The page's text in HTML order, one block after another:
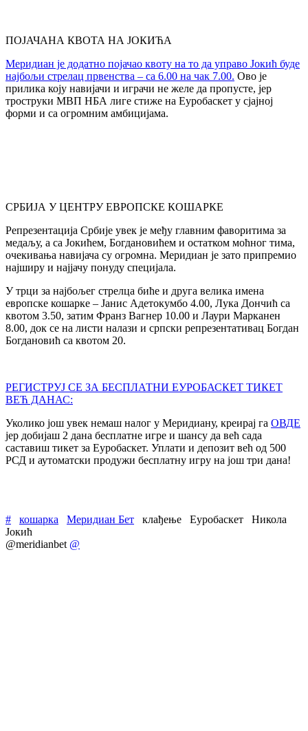
ПОЈАЧАНА КВОТА НА ЈОКИЋА
Меридиан је додатно појачао квоту на то да управо Јокић буде
најбољи стрелац првенства – са 6.00 на чак 7.00. Ово је
прилика коју навијачи и играчи не желе да пропусте, јер
троструки МВП НБА лиге стиже на Еуробаскет у сјајној
форми и са огромним амбицијама.
СРБИЈА У ЦЕНТРУ ЕВРОПСКЕ КОШАРКЕ
Репрезентација Србије увек је међу главним фаворитима за
медаљу, а са Јокићем, Богдановићем и остатком моћног тима,
очекивања навијача су огромна. Меридиан је зато припремио
најширу и најјачу понуду специјала.
У трци за најбољег стрелца биће и друга велика имена
европске кошарке – Јанис Адетокумбо 4.00, Лука Дончић са
квотом 3.50, затим Франз Вагнер 10.00 и Лаури Марканен
8.00, док се на листи налази и српски репрезентативац Богдан
Богдановић са квотом 20.
РЕГИСТРУЈ СЕ ЗА БЕСПЛАТНИ ЕУРОБАСКЕТ ТИКЕТ
ВЕЋ ДАНАС:
Уколико још увек немаш налог у Меридиану, креирај га ОВДЕ
јер добијаш 2 дана бесплатне игре и шансу да већ сада
саставиш тикет за Еуробаскет. Уплати и депозит већ од 500
РСД и аутоматски продужи бесплатну игру на још три дана!
# кошарка Меридиан Бет клађење Еуробаскет
Никола
Јокић
@meridianbet @